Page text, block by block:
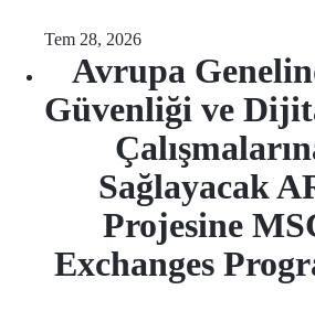
Tem 28, 2026
Avrupa
Güvenliği ve
Sağlayacak
Projesine
Exchanges